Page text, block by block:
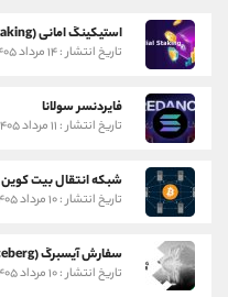
استیکینگ امانی (Custodial Staking)
تاریخ انتشار : ۱۴ مرداد ۱۴۰۵
فایردنسر سولانا
تاریخ انتشار : ۱۱ مرداد ۱۴۰۵
شبکه انتقال بیت کوین
تاریخ انتشار : ۱۰ مرداد ۱۴۰۵
سفارش آیسبرگ (Iceberg)
تاریخ انتشار : ۱۰ مرداد ۱۴۰۵